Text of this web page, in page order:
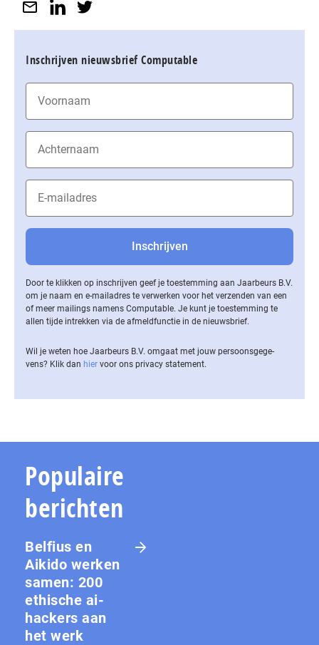
Inschrijven nieuwsbrief Computable
Door te klikken op inschrijven geef je toestemming aan Jaarbeurs B.V.
om je naam en e-mailadres te verwerken voor het verzenden van een
of meer mailings namens Computable. Je kunt je toestemming te
allen tijde intrekken via de af­meld­func­tie in de nieuwsbrief.
Wil je weten hoe Jaarbeurs B.V. omgaat met jouw per­soons­ge­ge­
vens? Klik dan hier voor ons privacy statement.
Populaire
berichten
Belfius en
Aikido werken
samen: 200
ethische ai-
hackers aan
het werk